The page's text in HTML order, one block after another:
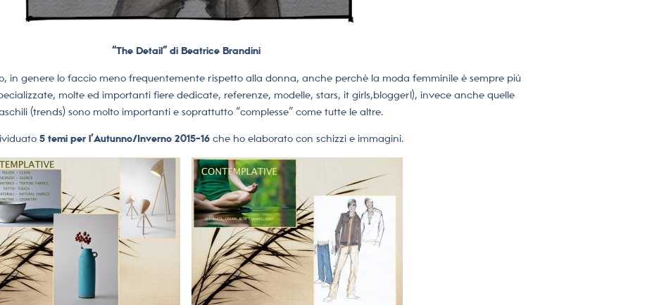
“The Detail” di Beatrice Brandini
in genere lo faccio meno frequentemente rispetto alla donna, anche perché la moda femminile è sempre più
molte ed importanti fiere dedicate, referenze, modelle, stars, it girls,blogger!), invece anche quelle
(trends) sono molto importanti e soprattutto “complesse” come tutte le altre.
5 temi per l’Autunno/Inverno 2015-16che ho elaborato con schizzi e immagini.